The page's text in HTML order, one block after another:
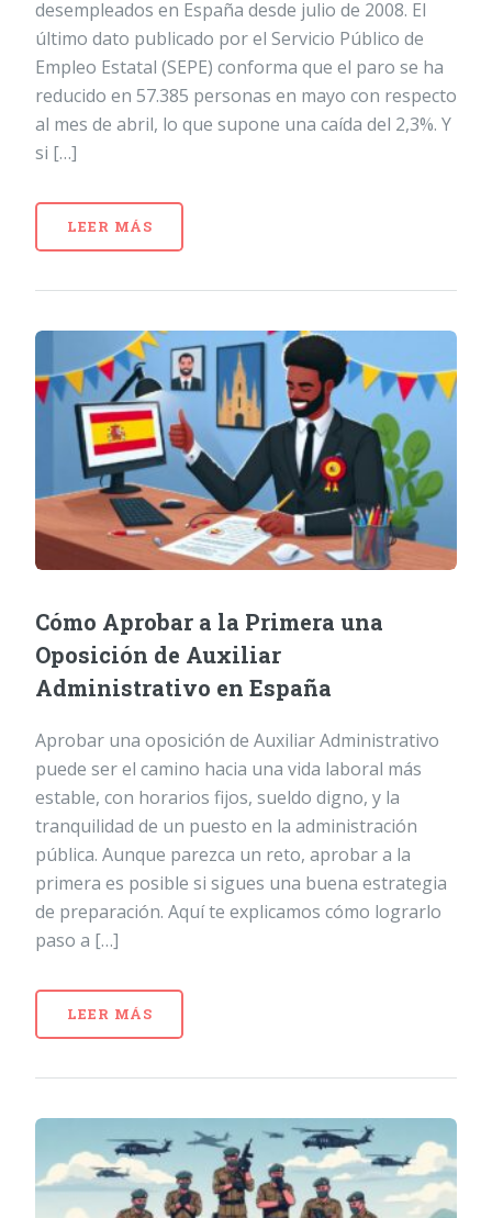
desempleados en España desde julio de 2008. El
último dato publicado por el Servicio Público de
Empleo Estatal (SEPE) conforma que el paro se ha
reducido en 57.385 personas en mayo con respecto
al mes de abril, lo que supone una caída del 2,3%. Y
si […]
LEER MÁS
Cómo Aprobar a la Primera una
Oposición de Auxiliar
Administrativo en España
Aprobar una oposición de Auxiliar Administrativo
puede ser el camino hacia una vida laboral más
estable, con horarios fijos, sueldo digno, y la
tranquilidad de un puesto en la administración
pública. Aunque parezca un reto, aprobar a la
primera es posible si sigues una buena estrategia
de preparación. Aquí te explicamos cómo lograrlo
paso a […]
LEER MÁS